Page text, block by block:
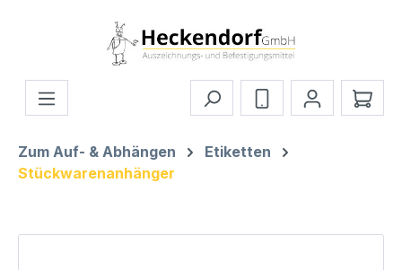
Zum Hauptinhalt springen
Zum Auf- & Abhängen
Etiketten
Stückwarenanhänger